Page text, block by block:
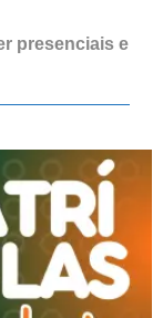
presenciais e